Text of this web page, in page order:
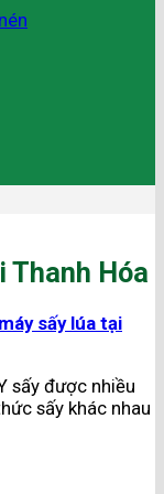
Thanh Hóa
máy sấy lúa tại
sấy được nhiều
sấy khác nhau